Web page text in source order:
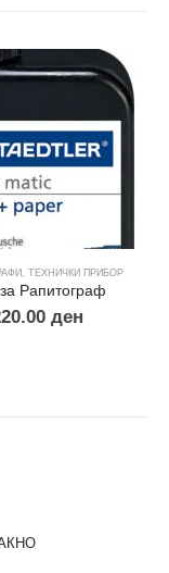
, ТЕХНИЧКИ ПРИБОР
Рапитограф
ден